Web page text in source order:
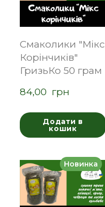
Смаколики "Мікс
Корінчиків"
ГризьКо 50 грам
84,00  грн
Додати в
кошик
Новинка